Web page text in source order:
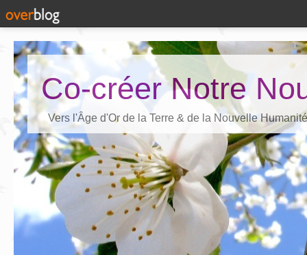
Co-créer Notre
Vers l'Âge d'Or de la Terre & de la Nouvelle Humanité